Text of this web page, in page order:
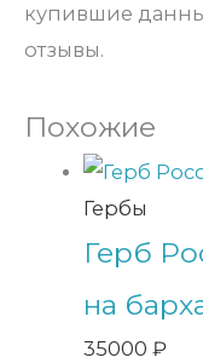
купившие
отзывы.
Похожие
Гербы
Герб
на
35000₽